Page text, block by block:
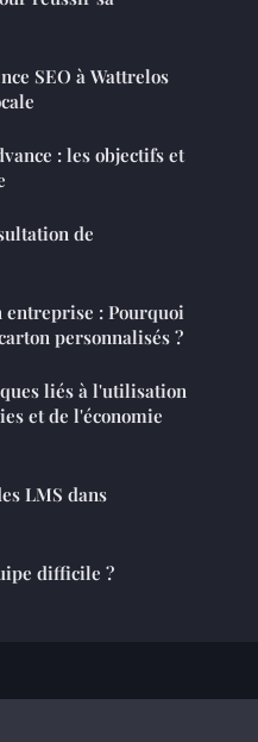
SEO à Wattrelos
: les objectifs et
de
entreprise : Pourquoi
personnalisés ?
liés à l'utilisation
et de l'économie
LMS dans
difficile ?